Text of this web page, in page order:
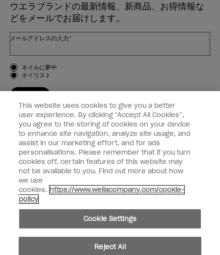
ウエラブランドの最新情報、新商品、お得情報な
どをメールでお届けします。
メールアドレスの入力*
お客様のタイプ
ネイルに夢中
ネイリスト
OPI
個人情報の取り扱い
facebookinstagram
個人情報を共有または販売しないでください
© Copyright 2024, Wella Operations US LLC, 無断複写・転載を禁じます。
This website uses cookies to give you a better
user experience. By clicking “Accept All Cookies”,
you agree to the storing of cookies on your device
to enhance site navigation, analyze site usage, and
assist in our marketing effort, and for ads
personalisations. Please remember that if you turn
cookies off, certain features of this website may
not be available to you. Find out more about how
we use
cookies. https://www.wellacompany.com/cookie-
policy
Cookie Settings
Reject All